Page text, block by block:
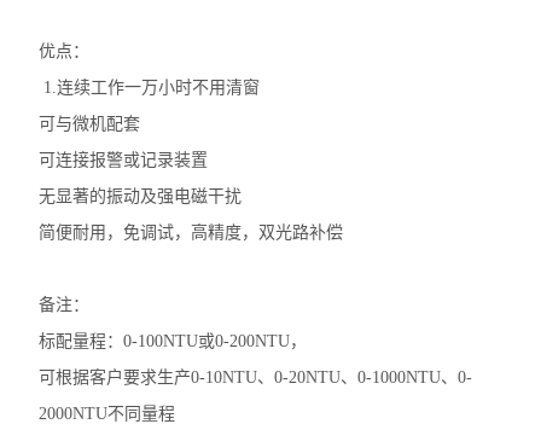
优点：
1.连续工作一万小时不用清窗
可与微机配套
可连接报警或记录装置
无显著的振动及强电磁干扰
简便耐用，免调试，高精度，双光路补偿
备注：
标配量程：0-100NTU或0-200NTU，
可根据客户要求生产0-10NTU、0-20NTU、0-1000NTU、0-
2000NTU不同量程